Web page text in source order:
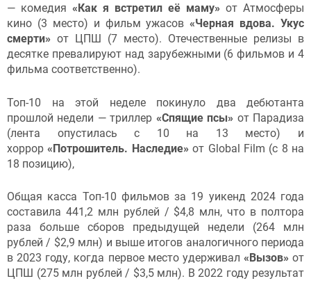
— комедия «Как я встретил её маму» от Атмосферы
кино (3 место) и фильм ужасов «Черная вдова. Укус
смерти» от ЦПШ (7 место). Отечественные релизы в
десятке превалируют над зарубежными (6 фильмов и 4
фильма соответственно).
Топ-10 на этой неделе покинуло два дебютанта
прошлой недели — триллер «Спящие псы» от Парадиза
(лента опустилась с 10 на 13 место) и
хоррор «Потрошитель. Наследие» от Global Film (с 8 на
18 позицию),
Общая касса Топ-10 фильмов за 19 уикенд 2024 года
составила 441,2 млн рублей / $4,8 млн, что в полтора
раза больше сборов предыдущей недели (264 млн
рублей / $2,9 млн) и выше итогов аналогичного периода
в 2023 году, когда первое место удерживал «Вызов» от
ЦПШ (275 млн рублей / $3,5 млн). В 2022 году результат